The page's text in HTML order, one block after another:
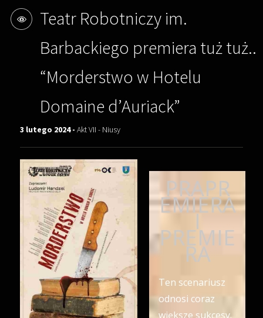
Teatr Robotniczy im.
Barbackiego premiera tuż tuż..
“Morderstwo w Hotelu
Domaine d’Auriack”
3 lutego 2024 -Akt VII - Niusy
PRAPR
EMIERA
I
PREMIE
RA
Ten scenariusz
odnosi coraz
większe sukcesy.